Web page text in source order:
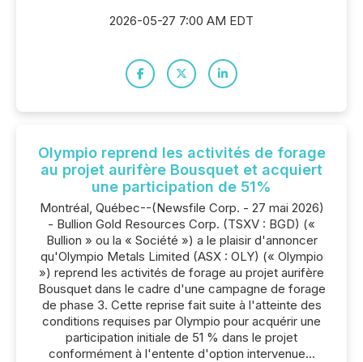
2026-05-27 7:00 AM EDT
Olympio reprend les activités de forage
au projet aurifère Bousquet et acquiert
une participation de 51%
Montréal, Québec--(Newsfile Corp. - 27 mai 2026)
- Bullion Gold Resources Corp. (TSXV : BGD) («
Bullion » ou la « Société ») a le plaisir d'annoncer
qu'Olympio Metals Limited (ASX : OLY) (« Olympio
») reprend les activités de forage au projet aurifère
Bousquet dans le cadre d'une campagne de forage
de phase 3. Cette reprise fait suite à l'atteinte des
conditions requises par Olympio pour acquérir une
participation initiale de 51 % dans le projet
conformément à l'entente d'option intervenue...